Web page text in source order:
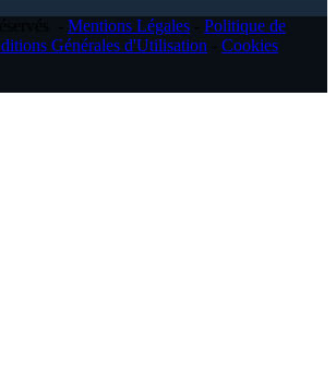
Mentions Légales
Politique de
Générales d'Utilisation
Cookies